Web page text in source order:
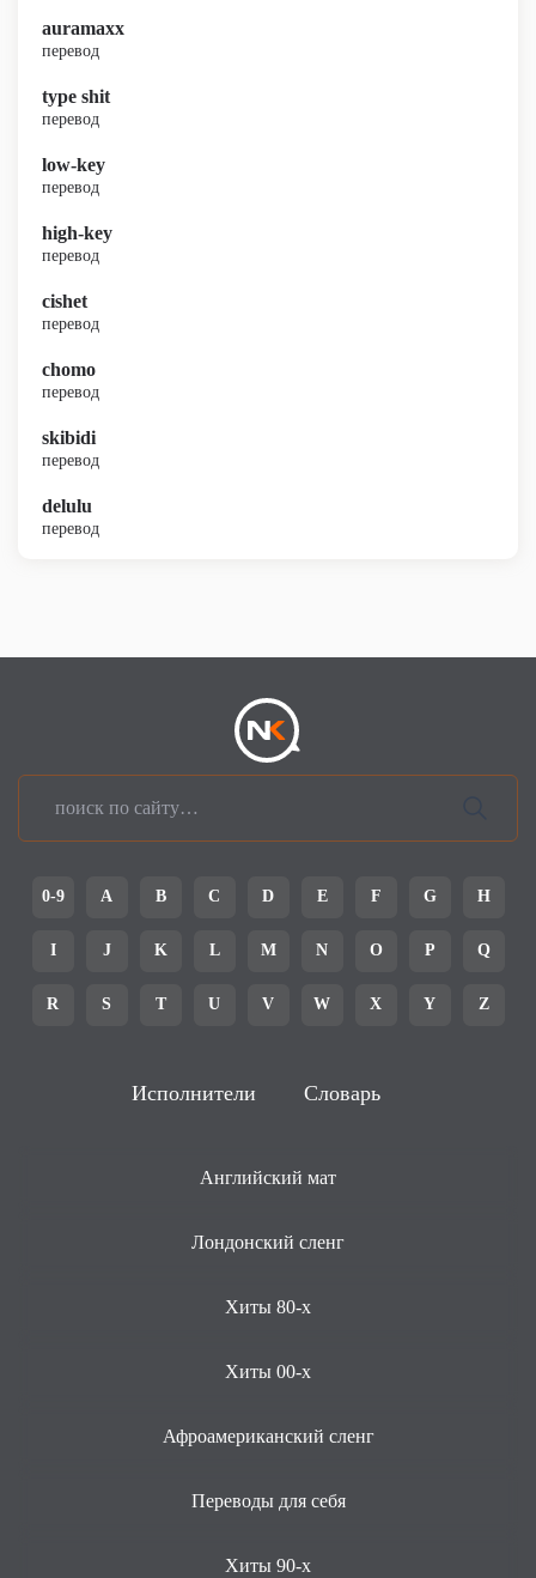
auramaxx
перевод
type shit
перевод
low-key
перевод
high-key
перевод
cishet
перевод
chomo
перевод
skibidi
перевод
delulu
перевод
0-9 A B C D E F G H
I J K L M N O P Q
R S T U V W X Y Z
Исполнители Словарь
Английский мат
Лондонский сленг
Хиты 80-х
Хиты 00-х
Афроамериканский сленг
Переводы для себя
Хиты 90-х